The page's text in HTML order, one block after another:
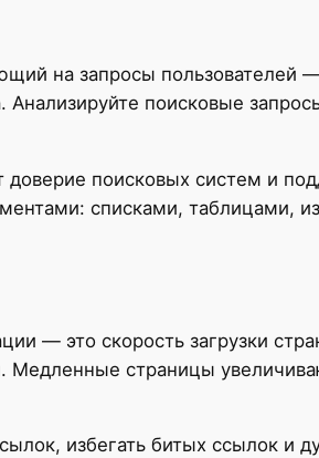
на запросы пользователей
Анализируйте поисковые
поисковых систем и
списками, таблицами,
— это скорость загрузки
страницы
избегать битых ссылок и